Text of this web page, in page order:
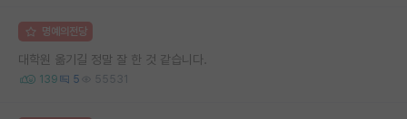
명예의전당
대학원 옮기길 정말 잘 한 것 같습니다.
139 5 55531